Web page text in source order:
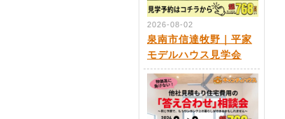
2026-08-02
泉南市信達牧野｜平家
モデルハウス見学会